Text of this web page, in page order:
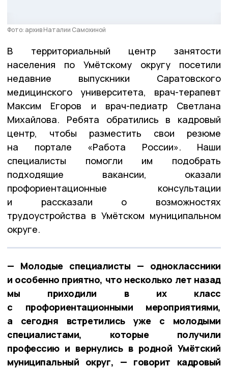
Фото: архив Наталии Самохиной
В территориальный центр занятости
населения по Умётскому округу посетили
недавние выпускники Саратовского
медицинского университета, врач-терапевт
Максим Егоров и врач-педиатр Светлана
Михайлова. Ребята обратились в кадровый
центр, чтобы разместить свои резюме
на портале «Работа России». Наши
специалисты помогли им подобрать
подходящие вакансии, оказали
профориентационные консультации
и рассказали о возможностях
трудоустройства в Умётском муниципальном
округе.
— Молодые специалисты — одноклассники
и особенно приятно, что несколько лет назад
мы приходили в их класс
с профориентационными мероприятиями,
а сегодня встретились уже с молодыми
специалистами, которые получили
профессию и вернулись в родной Умётский
муниципальный округ, — говорит кадровый